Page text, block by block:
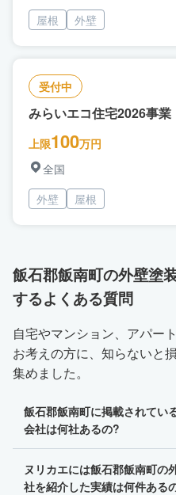
屋根
外壁
受付中
みらいエコ住宅2026事業
上限100万円
全国
外壁
屋根
飯石郡飯南町の外壁塗
するよくある質問
自宅やマンション、アパー
お考えの方に、知らないと
集めました。
飯石郡飯南町に掲載されてい
会社は何社あるの?
ヌリカエには飯石郡飯南町の
社を紹介した実績は何件ある